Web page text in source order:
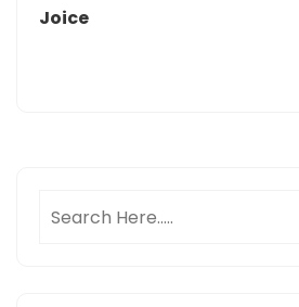
Joice